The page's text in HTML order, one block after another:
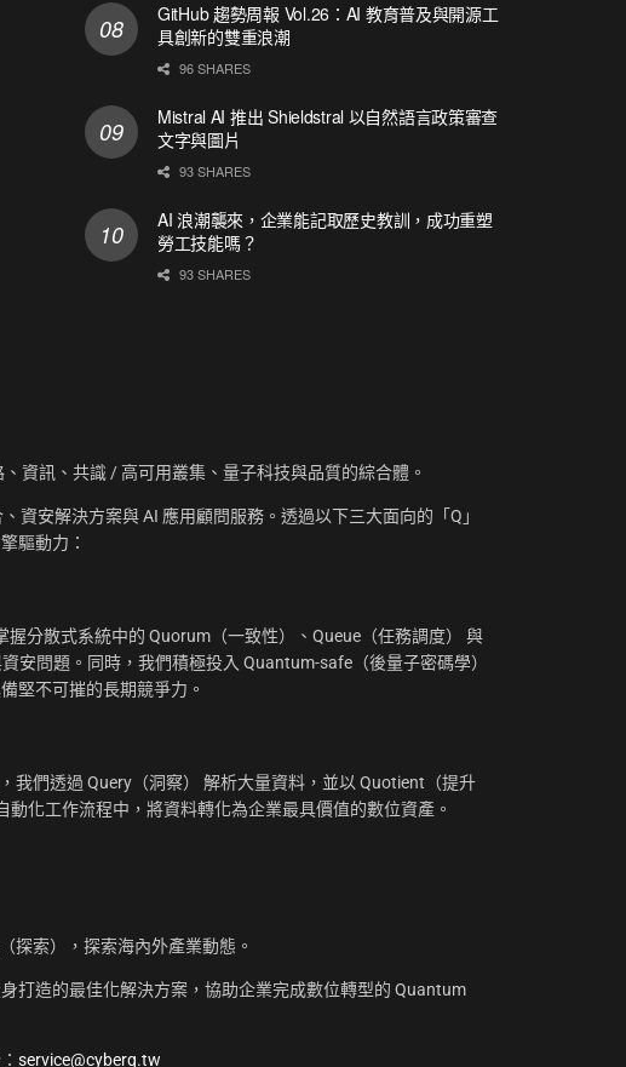
GitHub 趨勢周報 Vol.26：AI 教育普及與開源工
具創新的雙重浪潮
96 SHARES
Mistral AI 推出 Shieldstral 以自然語言政策審查
文字與圖片
93 SHARES
AI 浪潮襲來，企業能記取歷史教訓，成功重塑
勞工技能嗎？
93 SHARES
資訊、共識 / 高可用叢集、量子科技與品質的綜合體。
資安解決方案與 AI 應用顧問服務。透過以下三大面向的「Q」
驅動力：
分散式系統中的 Quorum（一致性）、Queue（任務調度） 與
安問題。同時，我們積極投入 Quantum-safe（後量子密碼學）
堅不可摧的長期競爭力。
我們透過 Query（洞察） 解析大量資料，並以 Quotient（提升
化工作流程中，將資料轉化為企業最具價值的數位資產。
探索），探索海內外產業動態。
打造的最佳化解決方案，協助企業完成數位轉型的 Quantum
service@cyberq.tw